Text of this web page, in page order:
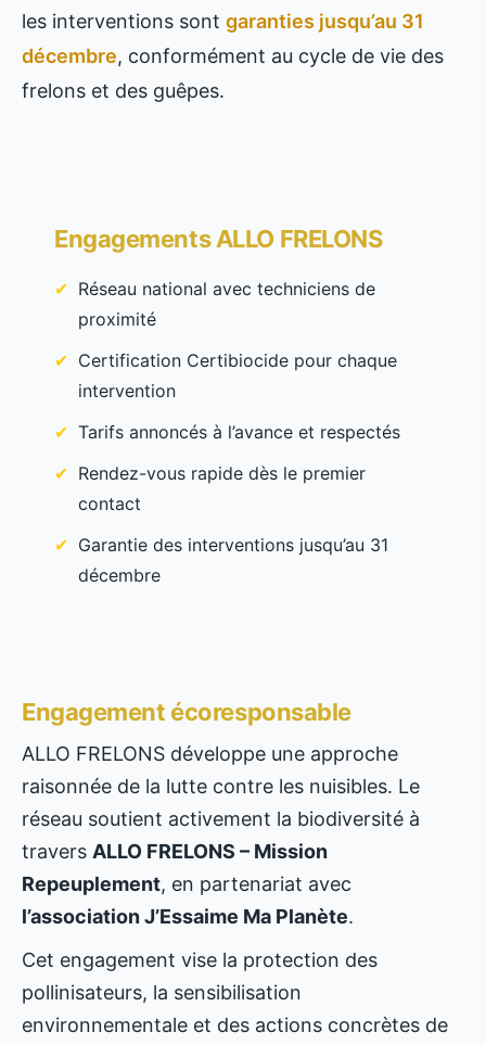
les interventions sont garanties jusqu’au 31
décembre, conformément au cycle de vie des
frelons et des guêpes.
Engagements ALLO FRELONS
Réseau national avec techniciens de
proximité
Certification Certibiocide pour chaque
intervention
Tarifs annoncés à l’avance et respectés
Rendez-vous rapide dès le premier
contact
Garantie des interventions jusqu’au 31
décembre
Engagement écoresponsable
ALLO FRELONS développe une approche
raisonnée de la lutte contre les nuisibles. Le
réseau soutient activement la biodiversité à
travers ALLO FRELONS – Mission
Repeuplement, en partenariat avec
l’association J’Essaime Ma Planète.
Cet engagement vise la protection des
pollinisateurs, la sensibilisation
environnementale et des actions concrètes de